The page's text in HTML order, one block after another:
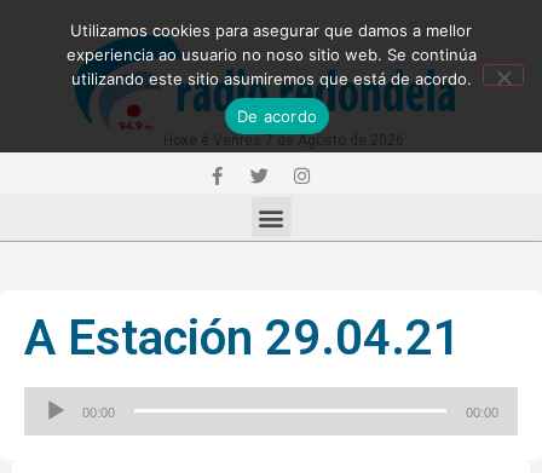
A Estación 29.04.21
00:00 00:00
Utilizamos cookies para asegurar que damos a mellor
experiencia ao usuario no noso sitio web. Se continúa
utilizando este sitio asumiremos que está de acordo.
De acordo